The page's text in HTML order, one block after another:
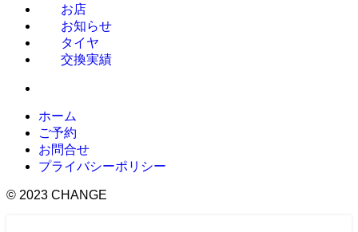
お店
お知らせ
タイヤ
交換実績
ホーム
ご予約
お問合せ
プライバシーポリシー
© 2023 CHANGE